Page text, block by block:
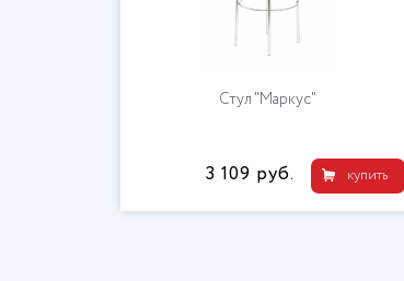
Стул "Маркус"
купить
3 109 руб.